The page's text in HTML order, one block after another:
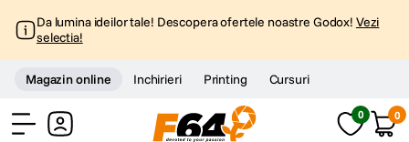
Da lumina ideilor tale! Descopera ofertele noastre Godox! Vezi
selectia!
Magazin online Inchirieri Printing Cursuri
0 0